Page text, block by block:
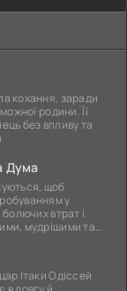
кохання, заради
родини. Її
без впливу та
Дума
щоб
у
втрат і
мудрішими та
Ітаки Одіссей